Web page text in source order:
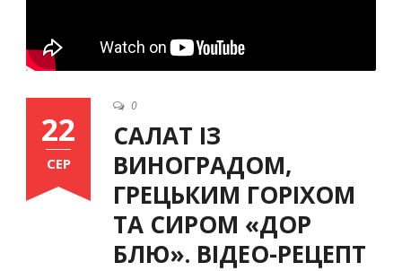
Ukrainian
22
СЕР
0
САЛАТ ІЗ
ВИНОГРАДОМ,
ГРЕЦЬКИМ ГОРІХОМ
ТА СИРОМ «ДОР
БЛЮ». ВІДЕО-РЕЦЕПТ